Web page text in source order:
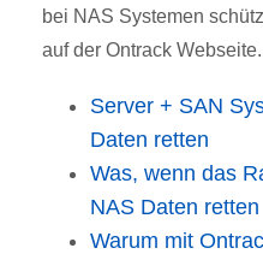
bei NAS Systemen
auf der Ontrack Webseite.
Server + SAN
Daten retten
Was, wenn das
NAS Daten retten
Warum mit